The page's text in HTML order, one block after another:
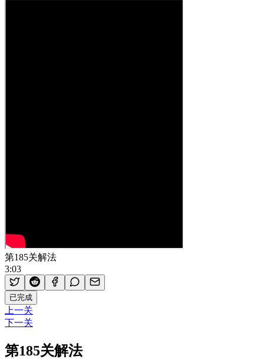
第185关解法
3:03
已完成
上一关
下一关
第185关解法